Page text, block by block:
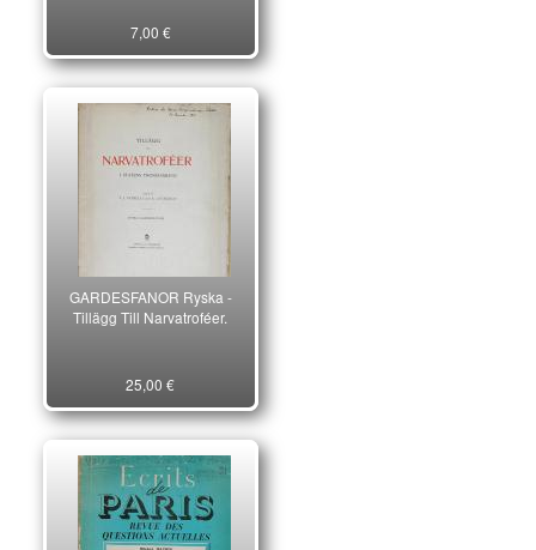
7,00 €
GARDESFANOR Ryska -
Tillägg Till Narvatroféer.
25,00 €